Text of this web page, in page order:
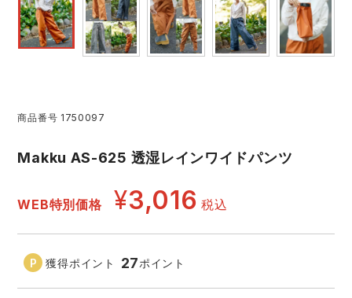
レインウェア・カッパ
ファン付き作業着・空調服
作業用手袋ランキング
コーコス ランキング
GDジャパン カーシーカシマ
ニオイクリア タカヤ商事
清掃・ビルメンテ作業服
商品番号 1750097
Makku AS-625 透湿レインワイドパンツ
WEB特別価格 ¥3,016 税込
獲得ポイント 27ポイント